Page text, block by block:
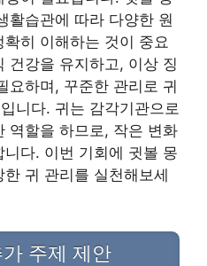
활습관에 따라 다양한 원
히 이해하는 것이 중요
건강을 유지하고, 이상 징
요하며, 꾸준한 관리로 귀
니다. 귀는 감각기관으로
역할을 하므로, 작은 변화
다. 이번 기회에 귓볼 몽
귀 관리를 실천해보세
주제 제안